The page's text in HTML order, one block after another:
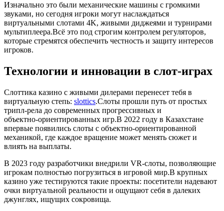
Изначально это были механические машины с громкими
звуками, но сегодня игроки могут наслаждаться
виртуальными слотами 4K, живыми диджеями и турнирами
мультиплеера.Всё это под строгим контролем регуляторов,
которые стремятся обеспечить честность и защиту интересов
игроков.
Технологии и инновации в слот-играх
Слоттика казино с живыми дилерами перенесет тебя в
виртуальную степь: slottics.Слоты прошли путь от простых
трипл‑рела до современных прогрессивных и
объектно‑ориентированных игр.В 2022 году в Казахстане
впервые появились слоты с объектно‑ориентированной
механикой, где каждое вращение может менять сюжет и
влиять на выплаты.
В 2023 году разработчики внедрили VR‑слоты, позволяющие
игрокам полностью погрузиться в игровой мир.В крупных
казино уже тестируются такие проекты: посетители надевают
очки виртуальной реальности и ощущают себя в далеких
джунглях, ищущих сокровища.